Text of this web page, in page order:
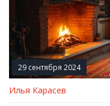
29 сентября 2024
Илья Карасев